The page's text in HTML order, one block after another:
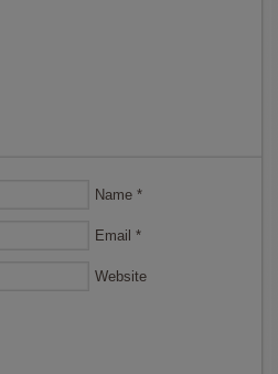
Name *
Email *
Website